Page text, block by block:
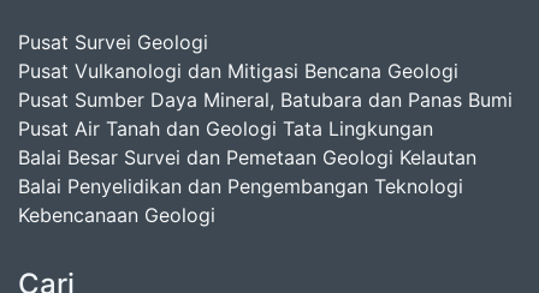
Pusat Survei Geologi
Pusat Vulkanologi dan Mitigasi Bencana Geologi
Pusat Sumber Daya Mineral, Batubara dan Panas Bumi
Pusat Air Tanah dan Geologi Tata Lingkungan
Balai Besar Survei dan Pemetaan Geologi Kelautan
Balai Penyelidikan dan Pengembangan Teknologi
Kebencanaan Geologi
Cari